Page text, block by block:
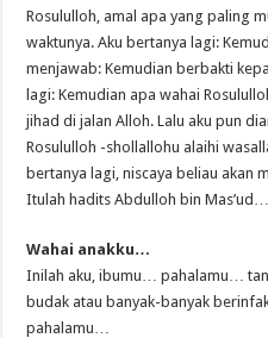
Rosululloh, amal apa yang paling
waktunya. Aku bertanya lagi:
menjawab: Kemudian berbakti
lagi: Kemudian apa wahai
jihad di jalan Alloh. Lalu aku pun
Rosululloh -shollallohu alaihi
bertanya lagi, niscaya beliau akan
Itulah hadits Abdulloh bin Mas’ud…
Wahai anakku…
Inilah aku, ibumu… pahalamu…
budak atau banyak-banyak
pahalamu…